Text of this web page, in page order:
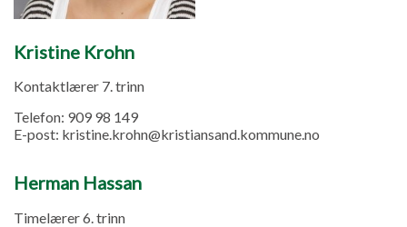
Kristine Krohn
Kontaktlærer 7. trinn
Telefon: 909 98 149
E-post: kristine.krohn@kristiansand.kommune.no
Herman Hassan
Timelærer 6. trinn